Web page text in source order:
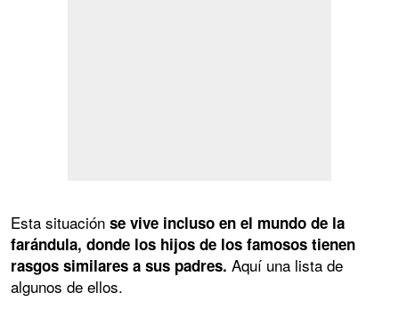
Esta situación se vive incluso en el mundo de la
farándula, donde los hijos de los famosos tienen
rasgos similares a sus padres. Aquí una lista de
algunos de ellos.